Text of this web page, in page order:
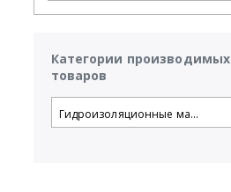
Часто задаваемые вопросы
Категории производимых
товаров
Гидроизоляционные ма...